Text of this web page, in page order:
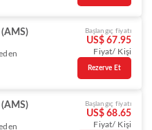
Başlangıç fiyatı
US$ 67.95
Fiyat/ Kişi
Rezerve Et
Başlangıç fiyatı
US$ 68.65
Fiyat/ Kişi